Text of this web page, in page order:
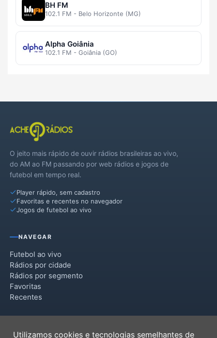
BH FM
102.1 FM - Belo Horizonte (MG)
Alpha Goiânia
102.1 FM - Goiânia (GO)
O jeito mais rápido de ouvir rádios brasileiras ao vivo,
do AM ao FM passando por web rádios e jogos de
futebol em tempo real.
Player rápido, sem cadastro
Favoritas e recentes no navegador
Jogos de futebol ao vivo
NAVEGAR
Futebol ao vivo
Rádios por cidade
Rádios por segmento
Favoritas
Recentes
Utilizamos cookies e tecnologias semelhantes de